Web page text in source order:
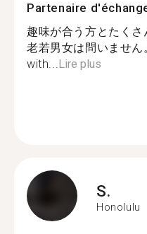
Partenaire
趣味が合う方とたくさ
老若男女は問いませ
with...Lire plus
S.
Honolulu